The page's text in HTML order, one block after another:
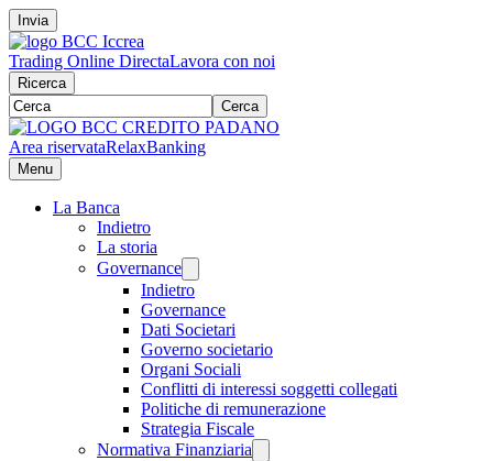
Invia
Trading Online DirectaLavora con noi
Ricerca
Cerca
Area riservataRelaxBanking
Menu
La Banca
Indietro
La storia
Governance
Indietro
Governance
Dati Societari
Governo societario
Organi Sociali
Conflitti di interessi soggetti collegati
Politiche di remunerazione
Strategia Fiscale
Normativa Finanziaria